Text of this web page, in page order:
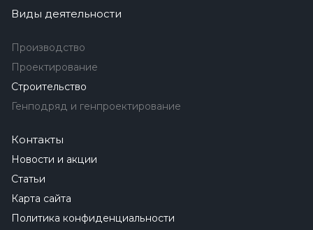
Виды деятельности
Производство
Проектирование
Строительство
Генподряд и генпроектирование
Контакты
Новости и акции
Статьи
Карта сайта
Политика конфиденциальности